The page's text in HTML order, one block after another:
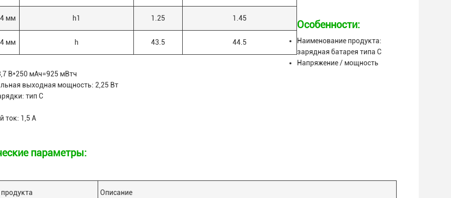
мм h1 1.25 1.45
мм h 43.5 44.5
Особенности:
Наименование продукта:
зарядная батарея типа С
Напряжение / мощность
В*250 мАч=925 мВтч
выходная мощность: 2,25 Вт
тип С
ток: 1,5 А
параметры:
Описание